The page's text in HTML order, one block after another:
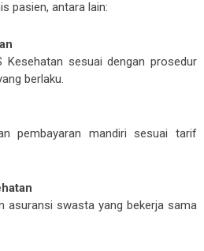
pasien, antara lain:
Kesehatan sesuai dengan prosedur
berlaku.
pembayaran mandiri sesuai tarif
asuransi swasta yang bekerja sama